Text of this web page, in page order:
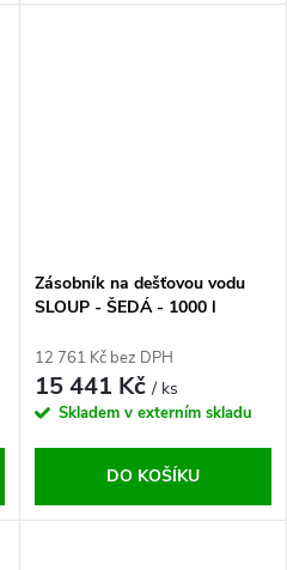
Zásobník na dešťovou vodu
SLOUP - ŠEDÁ - 1000 l
12 761 Kč bez DPH
15 441 Kč/ ks
Skladem v externím skladu
DO KOŠÍKU